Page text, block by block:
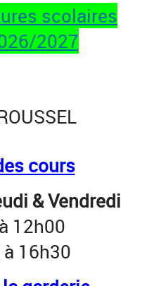
scolaires
2027
cours
& Vendredi
12h00
16h30